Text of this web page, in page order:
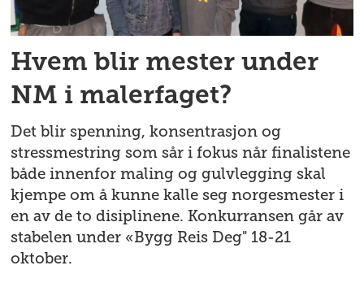
Hvem blir mester under
NM i malerfaget?
Det blir spenning, konsentrasjon og
stressmestring som sår i fokus når finalistene
både innenfor maling og gulvlegging skal
kjempe om å kunne kalle seg norgesmester i
en av de to disiplinene. Konkurransen går av
stabelen under «Bygg Reis Deg" 18-21
oktober.